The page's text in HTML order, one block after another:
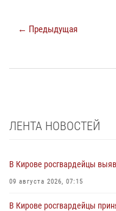
← Предыдущая
ЛЕНТА НОВОСТЕЙ
В Кирове росгвардейцы
09 августа 2026, 07:15
В Кирове росгвардейцы